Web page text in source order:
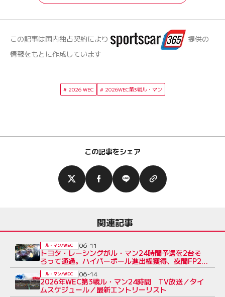
この記事は国内独占契約により
提供の
情報をもとに作成しています
2026 WEC 2026WEC第3戦ル・マン
この記事をシェア
関連記事
トヨタ・レーシングがル・マン24時間予選を2台そ
ろって通過。ハイパーポール進出権獲得、夜間FP2首
位に「上々」の手応え
ル・マン/WEC 06-11
2026年WEC第3戦ル・マン24時間 TV放送／タイ
ムスケジュール／最新エントリーリスト
ル・マン/WEC 06-14